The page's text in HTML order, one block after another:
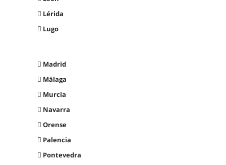
Lérida
Lugo
Madrid
Málaga
Murcia
Navarra
Orense
Palencia
Pontevedra